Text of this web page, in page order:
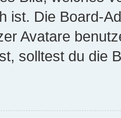
ist. Die Board-
Avatare
solltest du die